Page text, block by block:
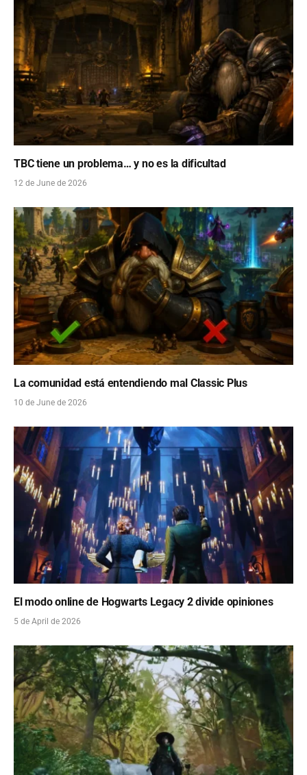
TBC tiene un problema… y no es la dificultad
12 de June de 2026
La comunidad está entendiendo mal Classic Plus
10 de June de 2026
El modo online de Hogwarts Legacy 2 divide opiniones
5 de April de 2026